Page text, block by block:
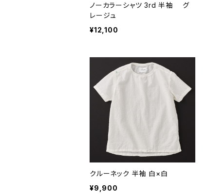
ノーカラーシャツ 3rd 半袖 グ
レージュ
¥12,100
クルーネック 半袖 白×白
¥9,900